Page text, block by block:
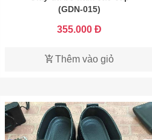
(GDN-015)
355.000 Đ
Thêm vào giỏ